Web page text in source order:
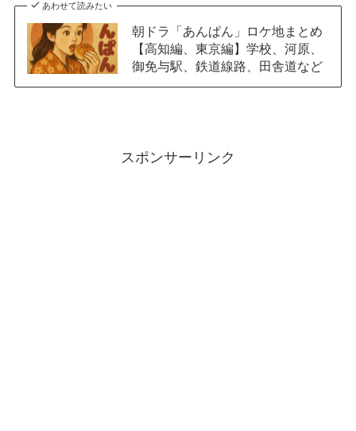
あわせて読みたい
朝ドラ「あんぱん」ロケ地まとめ
【高知編、東京編】学校、河原、
御免与駅、鉄道線路、田舎道など
スポンサーリンク